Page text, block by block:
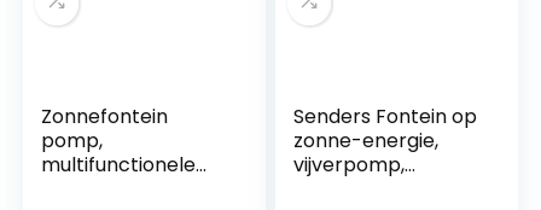
Zonnefontein
pomp,
multifunctionele
Senders Fontein op
zonne-energie,
vijverpomp,